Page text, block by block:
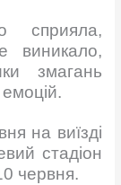
сприяла,
виникало,
змагань
на виїзді
стадіон
червня.